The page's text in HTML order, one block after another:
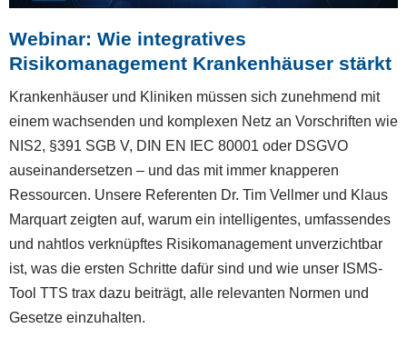
Webinar: Wie integratives
Risikomanagement Krankenhäuser stärkt
Krankenhäuser und Kliniken müssen sich zunehmend mit
einem wachsenden und komplexen Netz an Vorschriften wie
NIS2, §391 SGB V, DIN EN IEC 80001 oder DSGVO
auseinandersetzen – und das mit immer knapperen
Ressourcen. Unsere Referenten Dr. Tim Vellmer und Klaus
Marquart zeigten auf, warum ein intelligentes, umfassendes
und nahtlos verknüpftes Risikomanagement unverzichtbar
ist, was die ersten Schritte dafür sind und wie unser ISMS-
Tool TTS trax dazu beiträgt, alle relevanten Normen und
Gesetze einzuhalten.